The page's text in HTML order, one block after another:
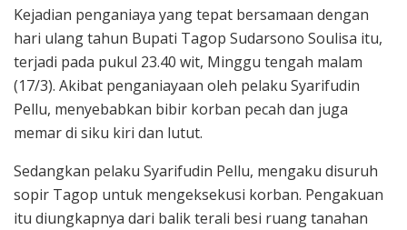
Kejadian penganiaya yang tepat bersamaan dengan
hari ulang tahun Bupati Tagop Sudarsono Soulisa itu,
terjadi pada pukul 23.40 wit, Minggu tengah malam
(17/3). Akibat penganiayaan oleh pelaku Syarifudin
Pellu, menyebabkan bibir korban pecah dan juga
memar di siku kiri dan lutut.
Sedangkan pelaku Syarifudin Pellu, mengaku disuruh
sopir Tagop untuk mengeksekusi korban. Pengakuan
itu diungkapnya dari balik terali besi ruang tanahan